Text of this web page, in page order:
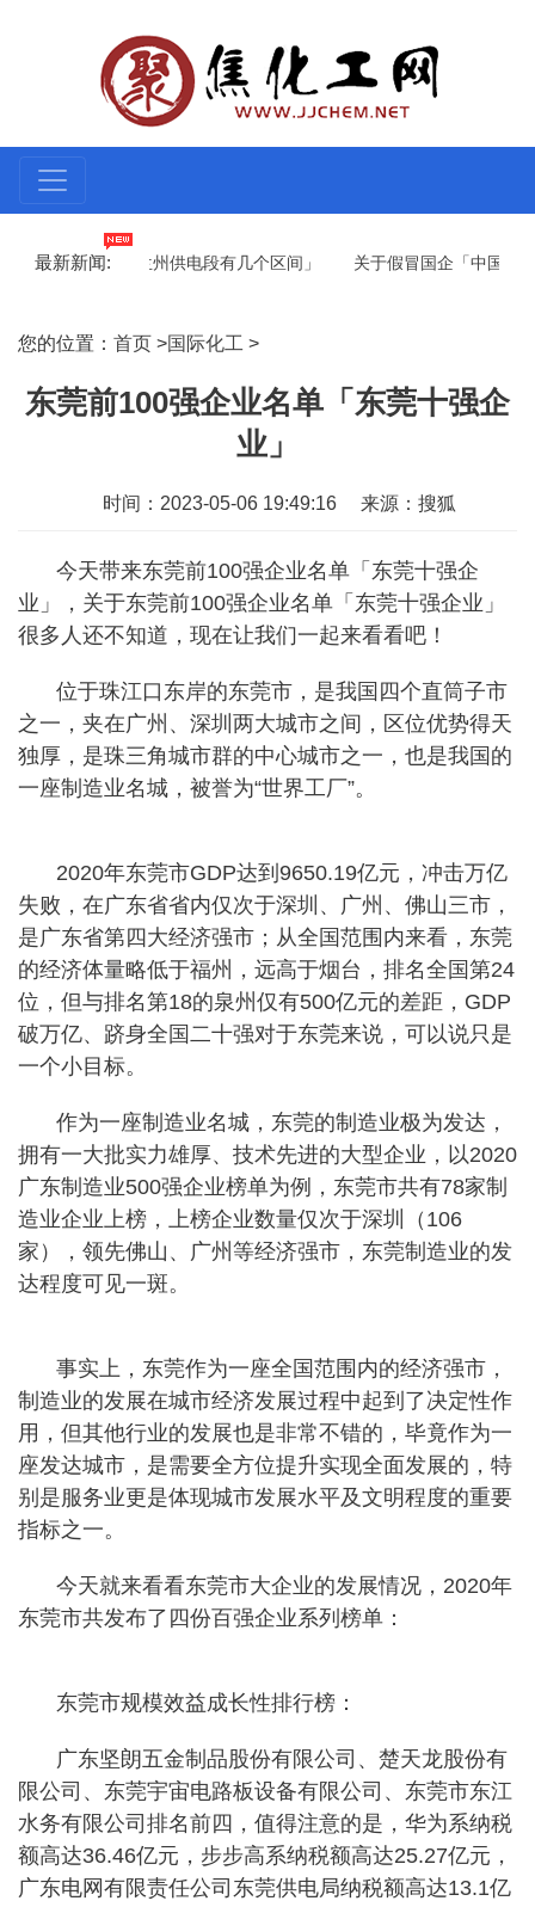
最新新闻:
第一批人才「兰州供电段有几个区间」 关于假冒国企「中国三大
您的位置： 首页 >国际化工 >
东莞前100强企业名单「东莞十强企
业」
时间：2023-05-06 19:49:16 来源：搜狐
今天带来东莞前100强企业名单「东莞十强企
业」，关于东莞前100强企业名单「东莞十强企业」
很多人还不知道，现在让我们一起来看看吧！
位于珠江口东岸的东莞市，是我国四个直筒子市
之一，夹在广州、深圳两大城市之间，区位优势得天
独厚，是珠三角城市群的中心城市之一，也是我国的
一座制造业名城，被誉为“世界工厂”。
2020年东莞市GDP达到9650.19亿元，冲击万亿
失败，在广东省省内仅次于深圳、广州、佛山三市，
是广东省第四大经济强市；从全国范围内来看，东莞
的经济体量略低于福州，远高于烟台，排名全国第24
位，但与排名第18的泉州仅有500亿元的差距，GDP
破万亿、跻身全国二十强对于东莞来说，可以说只是
一个小目标。
作为一座制造业名城，东莞的制造业极为发达，
拥有一大批实力雄厚、技术先进的大型企业，以2020
广东制造业500强企业榜单为例，东莞市共有78家制
造业企业上榜，上榜企业数量仅次于深圳（106
家），领先佛山、广州等经济强市，东莞制造业的发
达程度可见一斑。
事实上，东莞作为一座全国范围内的经济强市，
制造业的发展在城市经济发展过程中起到了决定性作
用，但其他行业的发展也是非常不错的，毕竟作为一
座发达城市，是需要全方位提升实现全面发展的，特
别是服务业更是体现城市发展水平及文明程度的重要
指标之一。
今天就来看看东莞市大企业的发展情况，2020年
东莞市共发布了四份百强企业系列榜单：
东莞市规模效益成长性排行榜：
广东坚朗五金制品股份有限公司、楚天龙股份有
限公司、东莞宇宙电路板设备有限公司、东莞市东江
水务有限公司排名前四，值得注意的是，华为系纳税
额高达36.46亿元，步步高系纳税额高达25.27亿元，
广东电网有限责任公司东莞供电局纳税额高达13.1亿